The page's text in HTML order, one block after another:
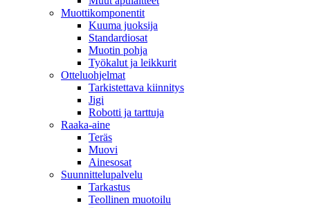
Muottikomponentit
Kuuma juoksija
Standardiosat
Muotin pohja
Työkalut ja leikkurit
Otteluohjelmat
Tarkistettava kiinnitys
Jigi
Robotti ja tarttuja
Raaka-aine
Teräs
Muovi
Ainesosat
Suunnittelupalvelu
Tarkastus
Teollinen muotoilu